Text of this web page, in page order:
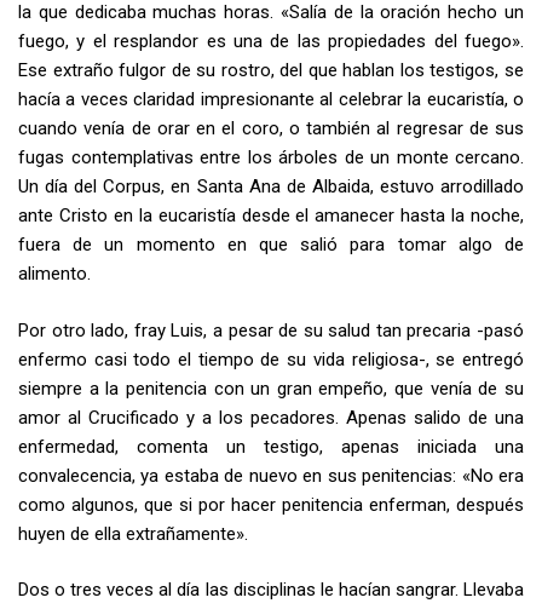
la que dedicaba muchas horas. «Salía de la oración hecho un
fuego, y el resplandor es una de las propiedades del fuego».
Ese extraño fulgor de su rostro, del que hablan los testigos, se
hacía a veces claridad impresionante al celebrar la eucaristía, o
cuando venía de orar en el coro, o también al regresar de sus
fugas contemplativas entre los árboles de un monte cercano.
Un día del Corpus, en Santa Ana de Albaida, estuvo arrodillado
ante Cristo en la eucaristía desde el amanecer hasta la noche,
fuera de un momento en que salió para tomar algo de
alimento.
Por otro lado, fray Luis, a pesar de su salud tan precaria -pasó
enfermo casi todo el tiempo de su vida religiosa-, se entregó
siempre a la penitencia con un gran empeño, que venía de su
amor al Crucificado y a los pecadores. Apenas salido de una
enfermedad, comenta un testigo, apenas iniciada una
convalecencia, ya estaba de nuevo en sus penitencias: «No era
como algunos, que si por hacer penitencia enferman, después
huyen de ella extrañamente».
Dos o tres veces al día las disciplinas le hacían sangrar. Llevaba